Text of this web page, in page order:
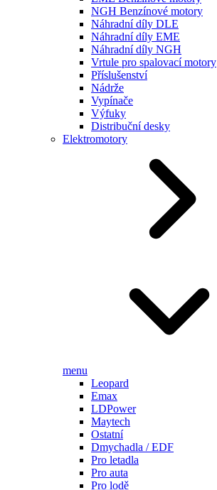
NGH Benzínové motory
Náhradní díly DLE
Náhradní díly EME
Náhradní díly NGH
Vrtule pro spalovací motory
Příslušenství
Nádrže
Vypínače
Výfuky
Distribuční desky
Elektromotory
menu
Leopard
Emax
LDPower
Maytech
Ostatní
Dmychadla / EDF
Pro letadla
Pro auta
Pro lodě